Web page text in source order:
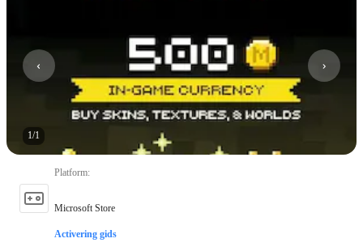
1/1
Platform:
Microsoft Store
Activering gids